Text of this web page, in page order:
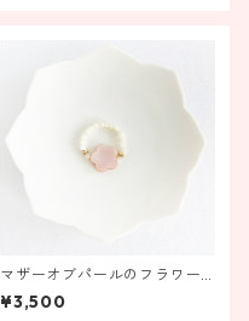
マザーオブパールのフラワー
リング ピンク 【受注製作】
¥3,500